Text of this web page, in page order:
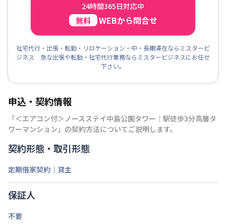
24時間365日対応中
無料 WEBから問合せ
社宅代行・出張・転勤・リロケーション・中・長期滞在ならミスタービ
ジネス 急な出張や転勤・社宅代行業務ならミスタービジネスにお任せ
下さい。
申込・契約情報
「＜エアコン付＞ノースステイ中島公園タワー｜駅徒歩3分高層タ
ワーマンション 」の契約方法についてご説明します。
契約形態・取引形態
定期借家契約｜貸主
保証人
不要